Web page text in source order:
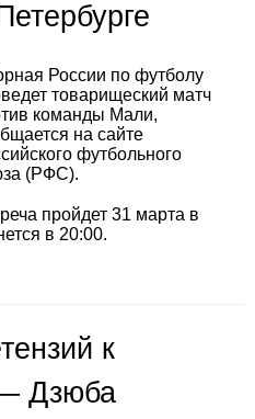
России по футболу
товарищеский матч
команды Мали,
на сайте
футбольного
(РФС).
пройдет 31 марта в
в 20:00.
к
Дзюба